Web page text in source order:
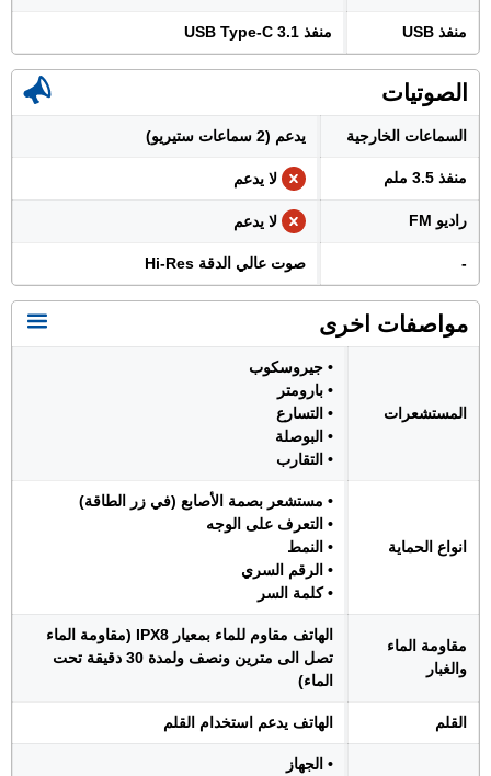
منفذ USB منفذ USB Type-C 3.1
الصوتيات
السماعات الخارجية يدعم (2 سماعات ستيريو)
منفذ 3.5 ملم لا يدعم
راديو FM لا يدعم
- صوت عالي الدقة Hi-Res
مواصفات اخرى
المستشعرات
• جيروسكوب
• بارومتر
• التسارع
• البوصلة
• التقارب
انواع الحماية
• مستشعر بصمة الأصابع (في زر الطاقة)
• التعرف على الوجه
• النمط
• الرقم السري
• كلمة السر
مقاومة الماء
والغبار
الهاتف مقاوم للماء بمعيار IPX8 (مقاومة الماء
تصل الى مترين ونصف ولمدة 30 دقيقة تحت
الماء)
القلم الهاتف يدعم استخدام القلم
• الجهاز